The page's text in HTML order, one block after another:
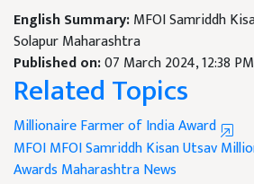
English Summary:MFOI Samriddh
Solapur Maharashtra
Published on:07 March 2024, 12:38
Related Topics
Millionaire Farmer of India Award
MFOIMFOI Samriddh Kisan Utsav
Awards Maharashtra News